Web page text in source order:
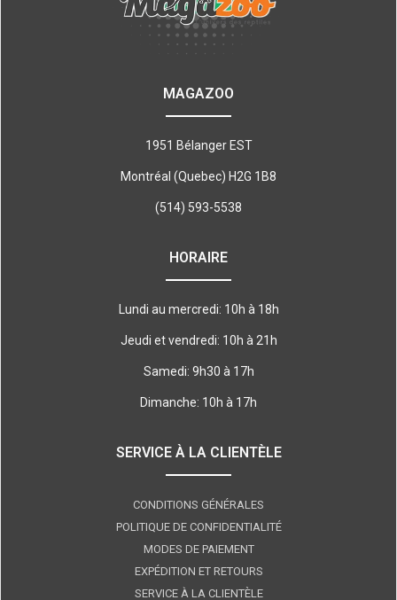
MAGAZOO
1951 Bélanger EST
Montréal (Quebec) H2G 1B8
(514) 593-5538
HORAIRE
Lundi au mercredi: 10h à 18h
Jeudi et vendredi: 10h à 21h
Samedi: 9h30 à 17h
Dimanche: 10h à 17h
SERVICE À LA CLIENTÈLE
CONDITIONS GÉNÉRALES
POLITIQUE DE CONFIDENTIALITÉ
MODES DE PAIEMENT
EXPÉDITION ET RETOURS
SERVICE À LA CLIENTÈLE